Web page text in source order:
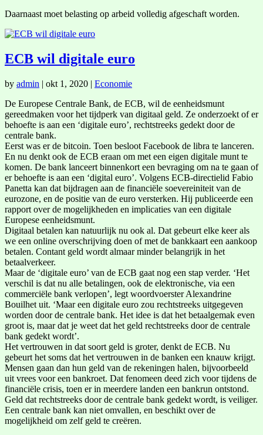
Daarnaast moet belasting op arbeid volledig afgeschaft worden.
ECB wil digitale euro
by admin | okt 1, 2020 | Economie
De Europese Centrale Bank, de ECB, wil de eenheidsmunt
gereedmaken voor het tijdperk van digitaal geld. Ze onderzoekt of er
behoefte is aan een ‘digitale euro’, rechtstreeks gedekt door de
centrale bank.
Eerst was er de bitcoin. Toen besloot Facebook de libra te lanceren.
En nu denkt ook de ECB eraan om met een eigen digitale munt te
komen. De bank lanceert binnenkort een bevraging om na te gaan of
er behoefte is aan een ‘digital euro’. Volgens ECB-directielid Fabio
Panetta kan dat bijdragen aan de financiële soevereiniteit van de
eurozone, en de positie van de euro versterken. Hij publiceerde een
rapport over de mogelijkheden en implicaties van een digitale
Europese eenheidsmunt.
Digitaal betalen kan natuurlijk nu ook al. Dat gebeurt elke keer als
we een online overschrijving doen of met de bankkaart een aankoop
betalen. Contant geld wordt almaar minder belangrijk in het
betaalverkeer.
Maar de ‘digitale euro’ van de ECB gaat nog een stap verder. ‘Het
verschil is dat nu alle betalingen, ook de elektronische, via een
commerciële bank verlopen’, legt woordvoerster Alexandrine
Bouilhet uit. ‘Maar een digitale euro zou rechtstreeks uitgegeven
worden door de centrale bank. Het idee is dat het betaalgemak even
groot is, maar dat je weet dat het geld rechtstreeks door de centrale
bank gedekt wordt’.
Het vertrouwen in dat soort geld is groter, denkt de ECB. Nu
gebeurt het soms dat het vertrouwen in de banken een knauw krijgt.
Mensen gaan dan hun geld van de rekeningen halen, bijvoorbeeld
uit vrees voor een bankroet. Dat fenomeen deed zich voor tijdens de
financiële crisis, toen er in meerdere landen een bankrun ontstond.
Geld dat rechtstreeks door de centrale bank gedekt wordt, is veiliger.
Een centrale bank kan niet omvallen, en beschikt over de
mogelijkheid om zelf geld te creëren.